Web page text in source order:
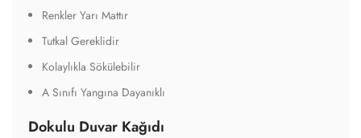
Renkler Yarı Mattır
Tutkal Gereklidir
Kolaylıkla Sökülebilir
A Sınıfı Yangına Dayanıklı
Dokulu Duvar Kağıdı